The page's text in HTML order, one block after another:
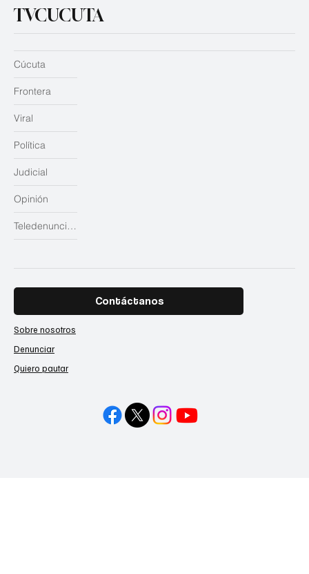
TVCUCUTA
Judicial
Opinión
Teledenuncias
Cúcuta
Frontera
Viral
Política
Contáctanos
Sobre nosotros
Denunciar
Quiero pautar